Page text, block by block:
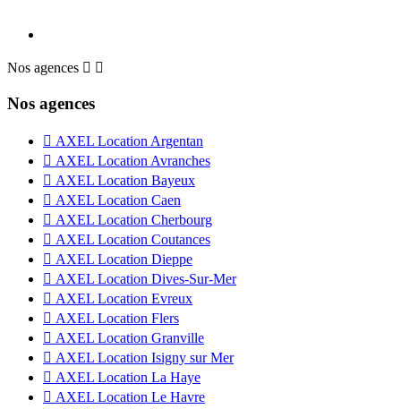
Nos agences  
Nos agences
 AXEL Location Argentan
 AXEL Location Avranches
 AXEL Location Bayeux
 AXEL Location Caen
 AXEL Location Cherbourg
 AXEL Location Coutances
 AXEL Location Dieppe
 AXEL Location Dives-Sur-Mer
 AXEL Location Evreux
 AXEL Location Flers
 AXEL Location Granville
 AXEL Location Isigny sur Mer
 AXEL Location La Haye
 AXEL Location Le Havre